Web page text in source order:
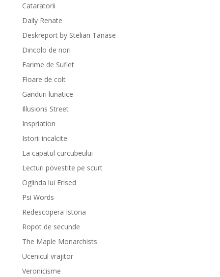
Cataratorii
Daily Renate
Deskreport by Stelian Tanase
Dincolo de nori
Farime de Suflet
Floare de colt
Ganduri lunatice
Illusions Street
Inspriation
Istorii incalcite
La capatul curcubeului
Lecturi povestite pe scurt
Oglinda lui Erised
Psi Words
Redescopera Istoria
Ropot de secunde
The Maple Monarchists
Ucenicul vrajitor
Veronicisme